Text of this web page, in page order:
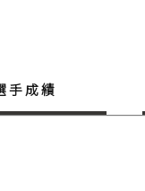
手成績